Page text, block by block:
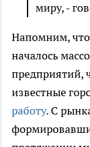
миру, -
Напомним, что
началось
предприятий,
известные
работу. С